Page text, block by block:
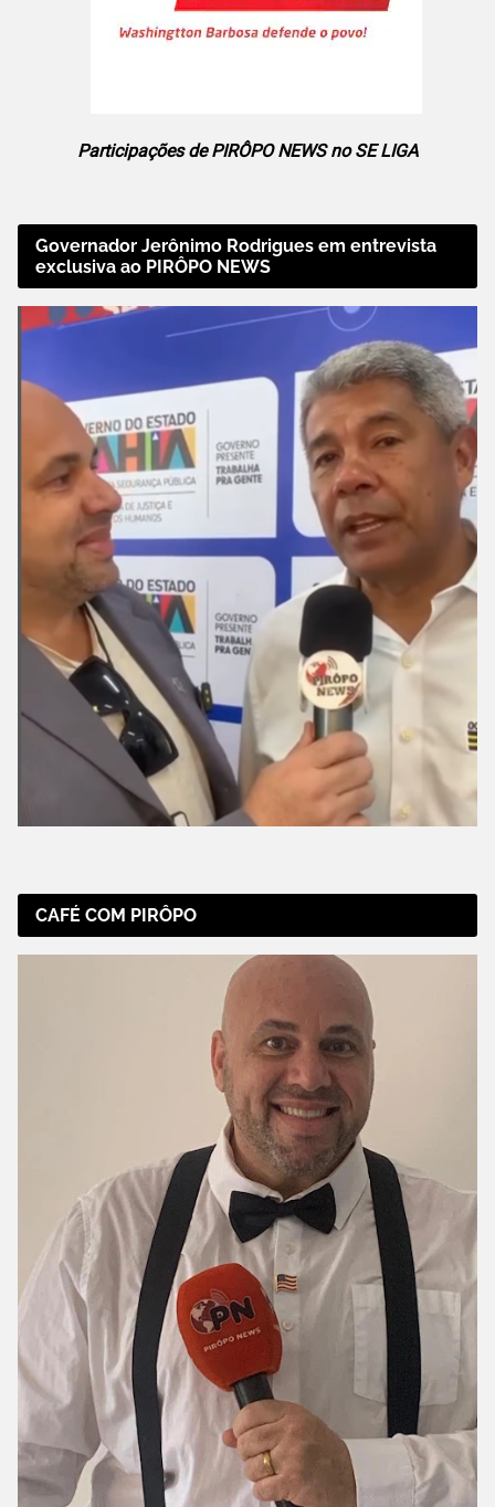
Participações de PIRÔPO NEWS no SE LIGA
Governador Jerônimo Rodrigues em entrevista
exclusiva ao PIRÔPO NEWS
CAFÉ COM PIRÔPO